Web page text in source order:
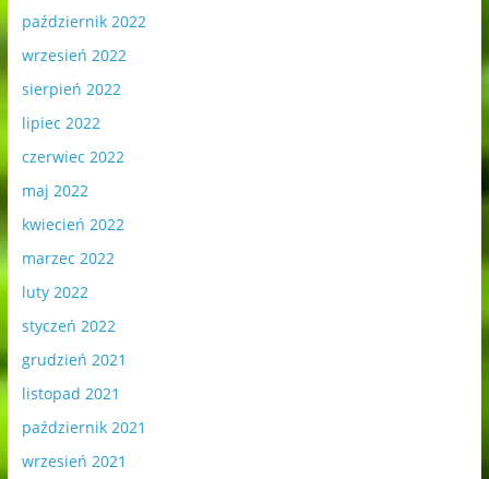
październik 2022
wrzesień 2022
sierpień 2022
lipiec 2022
czerwiec 2022
maj 2022
kwiecień 2022
marzec 2022
luty 2022
styczeń 2022
grudzień 2021
listopad 2021
październik 2021
wrzesień 2021